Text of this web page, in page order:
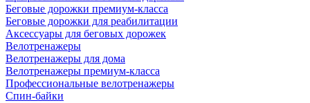
Беговые дорожки премиум-класса
Беговые дорожки для реабилитации
Аксессуары для беговых дорожек
Велотренажеры
Велотренажеры для дома
Велотренажеры премиум-класса
Профессиональные велотренажеры
Спин-байки